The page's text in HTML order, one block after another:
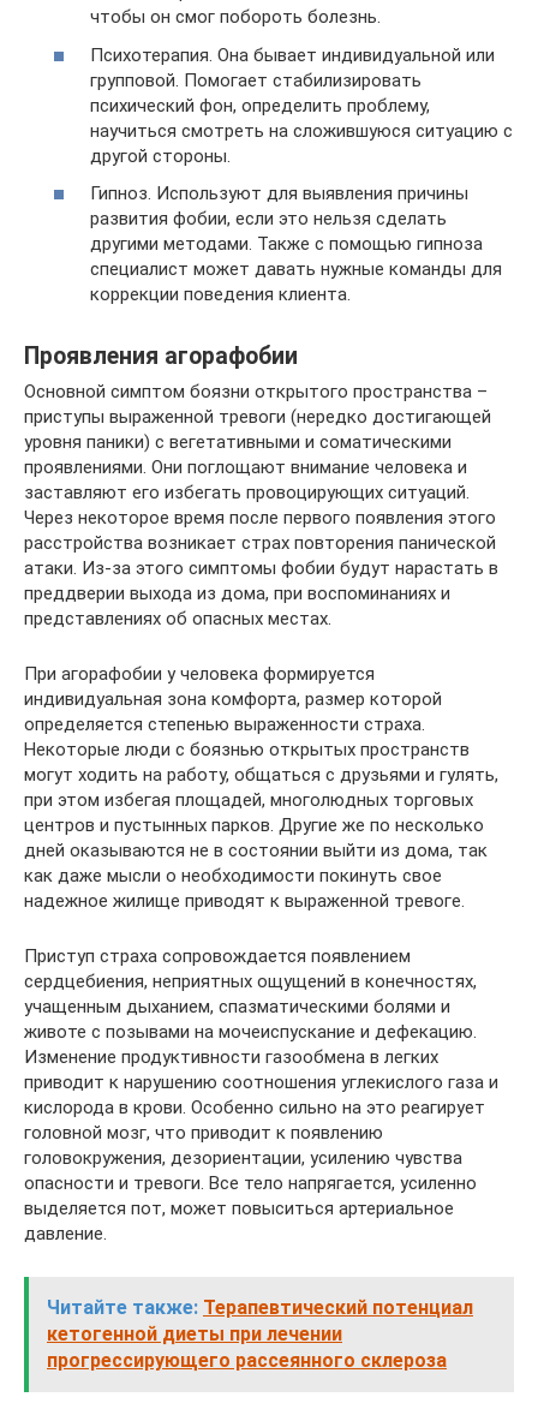
чтобы он смог побороть болезнь.
Психотерапия. Она бывает индивидуальной или
групповой. Помогает стабилизировать
психический фон, определить проблему,
научиться смотреть на сложившуюся ситуацию с
другой стороны.
Гипноз. Используют для выявления причины
развития фобии, если это нельзя сделать
другими методами. Также с помощью гипноза
специалист может давать нужные команды для
коррекции поведения клиента.
Проявления агорафобии
Основной симптом боязни открытого пространства –
приступы выраженной тревоги (нередко достигающей
уровня паники) с вегетативными и соматическими
проявлениями. Они поглощают внимание человека и
заставляют его избегать провоцирующих ситуаций.
Через некоторое время после первого появления этого
расстройства возникает страх повторения панической
атаки. Из-за этого симптомы фобии будут нарастать в
преддверии выхода из дома, при воспоминаниях и
представлениях об опасных местах.
При агорафобии у человека формируется
индивидуальная зона комфорта, размер которой
определяется степенью выраженности страха.
Некоторые люди с боязнью открытых пространств
могут ходить на работу, общаться с друзьями и гулять,
при этом избегая площадей, многолюдных торговых
центров и пустынных парков. Другие же по несколько
дней оказываются не в состоянии выйти из дома, так
как даже мысли о необходимости покинуть свое
надежное жилище приводят к выраженной тревоге.
Приступ страха сопровождается появлением
сердцебиения, неприятных ощущений в конечностях,
учащенным дыханием, спазматическими болями и
животе с позывами на мочеиспускание и дефекацию.
Изменение продуктивности газообмена в легких
приводит к нарушению соотношения углекислого газа и
кислорода в крови. Особенно сильно на это реагирует
головной мозг, что приводит к появлению
головокружения, дезориентации, усилению чувства
опасности и тревоги. Все тело напрягается, усиленно
выделяется пот, может повыситься артериальное
давление.
Читайте также: Терапевтический потенциал
кетогенной диеты при лечении
прогрессирующего рассеянного склероза